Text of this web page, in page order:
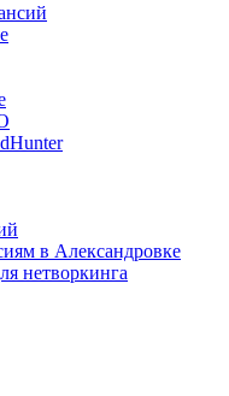
в Александровке
нетворкинга